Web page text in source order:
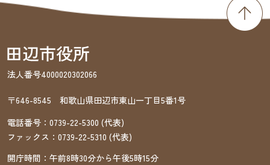
法人番号4000020302066
〒646-8545 和歌山県田辺市東山一丁目5番1号
電話番号： 0739-22-5300 (代表)
ファックス： 0739-22-5310 (代表)
開庁時間：午前8時30分から午後5時15分